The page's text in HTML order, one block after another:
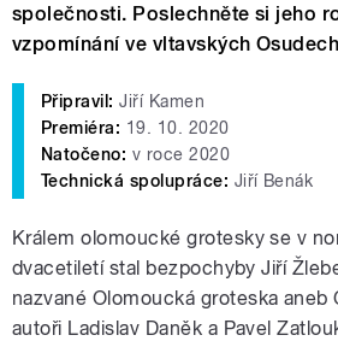
společnosti. Poslechněte si jeho
vzpomínání ve vltavských
Připravil: Jiří Kamen
Premiéra: 19. 10. 2020
Natočeno: v roce 2020
Technická spolupráce: Jiří Benák
Králemolomoucké grotesky se v
dvacetiletí stal bezpochyby Jiří
nazvané Olomoucká groteska aneb
autoři Ladislav Daněk a Pavel